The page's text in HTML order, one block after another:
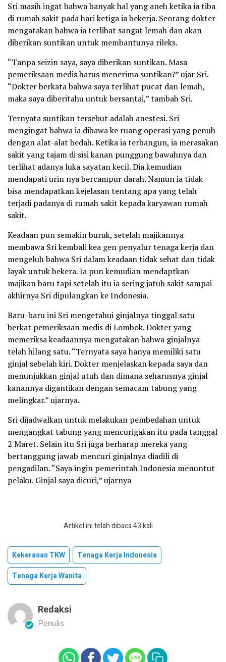
Sri masih ingat bahwa banyak hal yang aneh ketika ia tiba
di rumah sakit pada hari ketiga ia bekerja. Seorang dokter
mengatakan bahwa ia terlihat sangat lemah dan akan
diberikan suntikan untuk membantunya rileks.
“Tanpa seizin saya, saya diberikan suntikan. Masa
pemeriksaan medis harus menerima suntikan?” ujar Sri.
“Dokter berkata bahwa saya terlihat pucat dan lemah,
maka saya diberitahu untuk bersantai,” tambah Sri.
Ternyata suntikan tersebut adalah anestesi. Sri
mengingat bahwa ia dibawa ke ruang operasi yang penuh
dengan alat-alat bedah. Ketika ia terbangun, ia merasakan
sakit yang tajam di sisi kanan punggung bawahnya dan
terlihat adanya luka sayatan kecil. Dia kemudian
mendapati urin nya bercampur darah. Namun ia tidak
bisa mendapatkan kejelasan tentang apa yang telah
terjadi padanya di rumah sakit kepada karyawan rumah
sakit.
Keadaan pun semakin buruk, setelah majikannya
membawa Sri kembali kea gen penyalur tenaga kerja dan
mengeluh bahwa Sri dalam keadaan tidak sehat dan tidak
layak untuk bekera. Ia pun kemudian mendaptkan
majikan baru tapi setelah itu ia sering jatuh sakit sampai
akhirnya Sri dipulangkan ke Indonesia.
Baru-baru ini Sri mengetahui ginjalnya tinggal satu
berkat pemeriksaan medis di Lombok. Dokter yang
memeriksa keadaannya mengatakan bahwa ginjalnya
telah hilang satu. “Ternyata saya hanya memiliki satu
ginjal sebelah kiri. Dokter menjelaskan kepada saya dan
menunjukkan ginjal utuh dan dimana seharusnya ginjal
kanannya digantikan dengan semacam tabung yang
melingkar.” ujarnya.
Sri dijadwalkan untuk melakukan pembedahan untuk
mengangkat tabung yang mencurigakan itu pada tanggal
2 Maret. Selain itu Sri juga berharap mereka yang
bertanggung jawab mencuri ginjalnya diadili di
pengadilan. “Saya ingin pemerintah Indonesia menuntut
pelaku. Ginjal saya dicuri,” ujarnya
Artikel ini telah dibaca 43 kali
Kekerasan TKW
Tenaga Kerja Indonesia
Tenaga Kerja Wanita
Redaksi
Penulis